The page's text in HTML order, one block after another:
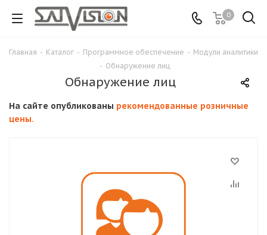
0
Главная - Каталог - Программное обеспечение - Модули аналитики
- Обнаружение лиц
Обнаружение лиц
На сайте опубликованы рекомендованные розничные
цены.